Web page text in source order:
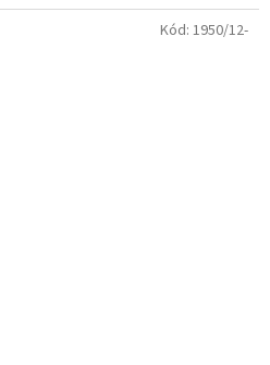
Kód: 1950/12-